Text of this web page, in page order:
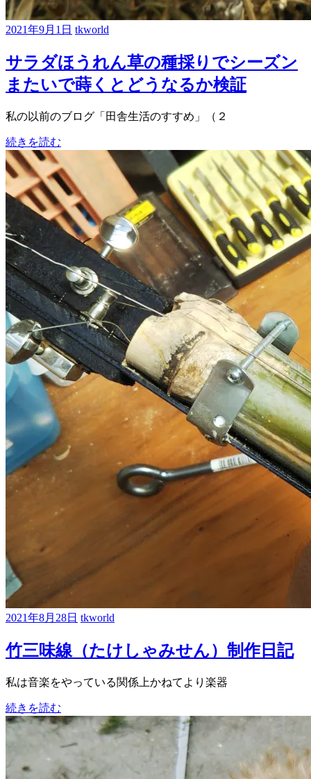
2021年9月1日 tkworld
サラダほうれん草の種採りでシーズン
またいで蒔くとどうなるか検証
私の以前のブログ「田舎生活のすすめ」（２
続きを読む
2021年8月28日 tkworld
竹三味線（たけしゃみせん）制作日記
私は音楽をやっている関係上かねてより楽器
続きを読む